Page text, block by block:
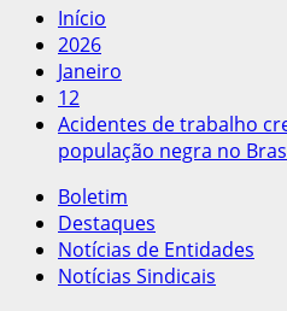
Início
2026
Janeiro
12
Acidentes de trabalho
população negra no
Boletim
Destaques
Notícias de Entidades
Notícias Sindicais